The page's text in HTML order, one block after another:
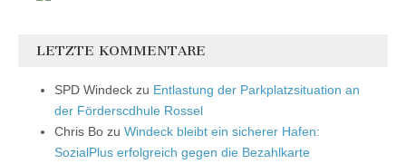
LETZTE KOMMENTARE
SPD Windeck zu Entlastung der Parkplatzsituation an
der Förderscdhule Rossel
Chris Bo zu Windeck bleibt ein sicherer Hafen:
SozialPlus erfolgreich gegen die Bezahlkarte